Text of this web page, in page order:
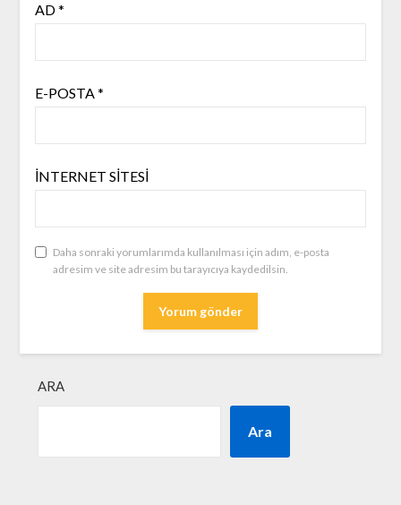
AD*
E-POSTA*
İNTERNET SITESI
Daha sonraki yorumlarımda kullanılması için adım, e-posta
adresim ve site adresim bu tarayıcıya kaydedilsin.
ARA
Ara